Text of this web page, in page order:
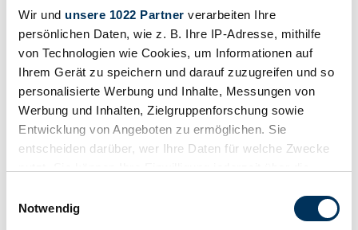
Wir und unsere 1022 Partner verarbeiten Ihre
persönlichen Daten, wie z. B. Ihre IP-Adresse, mithilfe
von Technologien wie Cookies, um Informationen auf
Ihrem Gerät zu speichern und darauf zuzugreifen und so
personalisierte Werbung und Inhalte, Messungen von
Werbung und Inhalten, Zielgruppenforschung sowie
Entwicklung von Angeboten zu ermöglichen. Sie
entscheiden darüber, wer Ihre Daten für welche Zwecke
Trigger Symbol ändern oder widerrufen
Notwendig
Händler
Baureihe
1st Generation
Karosserieform
Cabriolet
239 / 325